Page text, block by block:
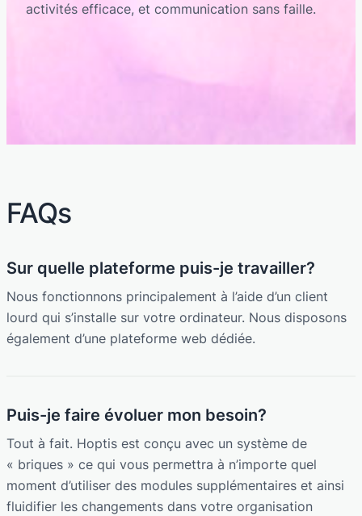
activités efficace, et communication sans faille.
FAQs
Sur quelle plateforme puis-je travailler?
Nous fonctionnons principalement à l’aide d’un client
lourd qui s’installe sur votre ordinateur. Nous disposons
également d’une plateforme web dédiée.
Puis-je faire évoluer mon besoin?
Tout à fait. Hoptis est conçu avec un système de
« briques » ce qui vous permettra à n’importe quel
moment d’utiliser des modules supplémentaires et ainsi
fluidifier les changements dans votre organisation